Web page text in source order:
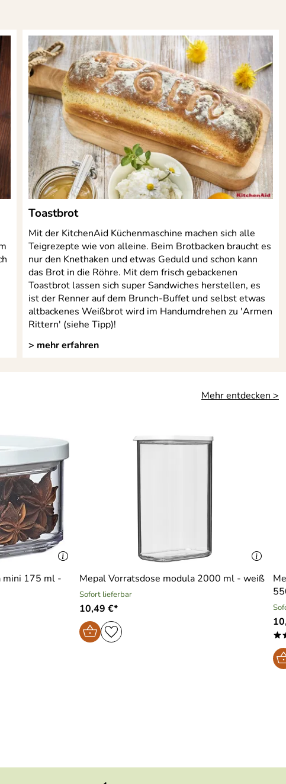
Toastbrot
Mit der KitchenAid Küchenmaschine machen sich alle
Teigrezepte wie von alleine. Beim Brotbacken braucht es
nur den Knethaken und etwas Geduld und schon kann
das Brot in die Röhre. Mit dem frisch gebackenen
Toastbrot lassen sich super Sandwiches herstellen, es
ist der Renner auf dem Brunch-Buffet und selbst etwas
altbackenes Weißbrot wird im Handumdrehen zu 'Armen
Rittern' (siehe Tipp)!
> mehr erfahren
Mehr entdecken >
mini 175 ml -
Mepal Vorratsdose modula 2000 ml - weiß
Sofort lieferbar
10,49 €*